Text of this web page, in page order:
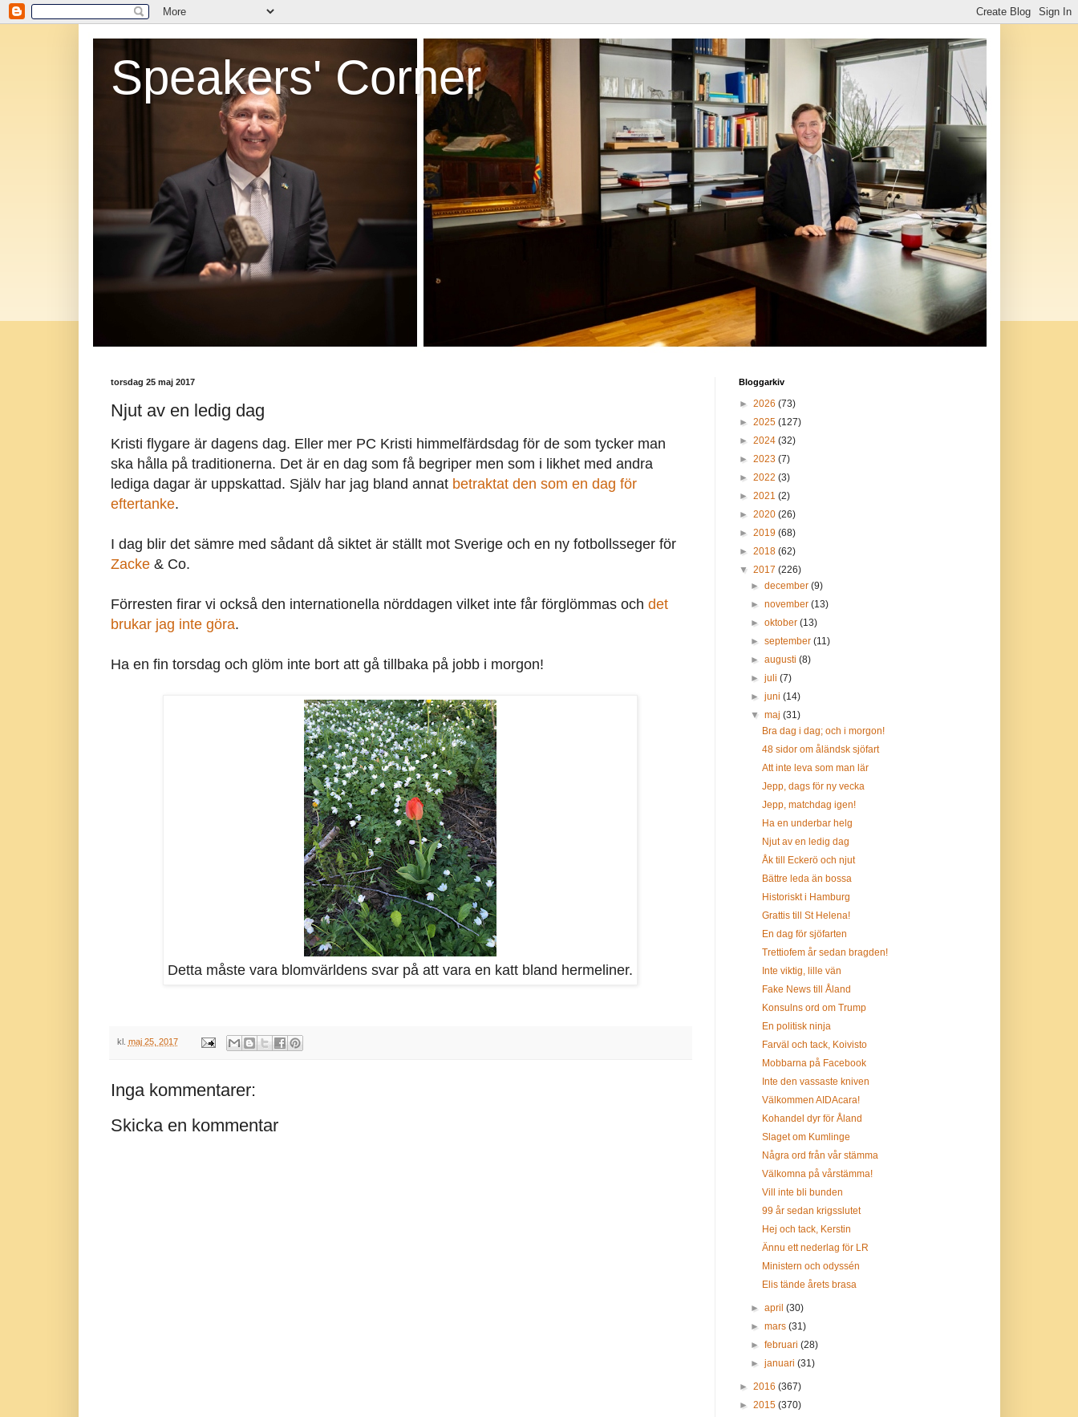
Speakers' Corner
torsdag 25 maj 2017
Njut av en ledig dag
Kristi flygare är dagens dag. Eller mer PC Kristi himmelfärdsdag för de som tycker man
ska hålla på traditionerna. Det är en dag som få begriper men som i likhet med andra
lediga dagar är uppskattad. Själv har jag bland annat betraktat den som en dag för
eftertanke.
I dag blir det sämre med sådant då siktet är ställt mot Sverige och en ny fotbollsseger för
Zacke& Co.
Förresten firar vi också den internationella nörddagen vilket inte får förglömmas och det
brukar jag inte göra.
Ha en fin torsdag och glöm inte bort att gå tillbaka på jobb i morgon!
Detta måste vara blomvärldens svar på att vara en katt bland hermeliner.
kl. maj 25, 2017
Inga kommentarer:
Skicka en kommentar
Bloggarkiv
► 2026 (73)
► 2025 (127)
► 2024 (32)
► 2023 (7)
► 2022 (3)
► 2021 (2)
► 2020 (26)
► 2019 (68)
► 2018 (62)
▼ 2017 (226)
► december (9)
► november (13)
► oktober (13)
► september (11)
► augusti (8)
► juli (7)
► juni (14)
▼ maj (31)
Bra dag i dag; och i morgon!
48 sidor om åländsk sjöfart
Att inte leva som man lär
Jepp, dags för ny vecka
Jepp, matchdag igen!
Ha en underbar helg
Njut av en ledig dag
Åk till Eckerö och njut
Bättre leda än bossa
Historiskt i Hamburg
Grattis till St Helena!
En dag för sjöfarten
Trettiofem år sedan bragden!
Inte viktig, lille vän
Fake News till Åland
Konsulns ord om Trump
En politisk ninja
Farväl och tack, Koivisto
Mobbarna på Facebook
Inte den vassaste kniven
Välkommen AIDAcara!
Kohandel dyr för Åland
Slaget om Kumlinge
Några ord från vår stämma
Välkomna på vårstämma!
Vill inte bli bunden
99 år sedan krigsslutet
Hej och tack, Kerstin
Ännu ett nederlag för LR
Ministern och odyssén
Elis tände årets brasa
► april (30)
► mars (31)
► februari (28)
► januari (31)
► 2016 (367)
► 2015 (370)